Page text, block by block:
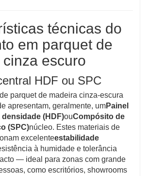
técnicas do
em parquet de
escuro
HDF ou SPC
parquet de madeira cinza-escura
apresentam, geralmente, umPainel
(HDF)ouCompósito de
(SPC)núcleo. Estes materiais de
excelenteestabilidade
à humidade e tolerância
— ideal para zonas com grande
como escritórios, showrooms